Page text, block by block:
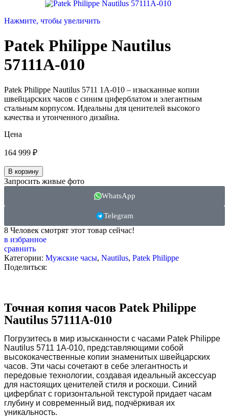
Нажмите, чтобы увеличить
Patek Philippe Nautilus
57111A-010
Patek Philippe Nautilus 5711 1A-010 – изысканные копии
швейцарских часов с синим циферблатом и элегантным
стальным корпусом. Идеальны для ценителей высокого
качества и утонченного дизайна.
Цена
164 999 ₽
В корзину
Запросить живые фото
WhatsApp
Telegram
8 Человек смотрят этот товар сейчас!
в избранное
сравнить
Категории: Мужские часы, Nautilus, Patek Philippe
Поделиться:
Точная копия часов Patek Philippe
Nautilus 57111A-010
Погрузитесь в мир изысканности с часами Patek Philippe
Nautilus 5711 1A-010, представляющими собой
высококачественные копии знаменитых швейцарских
часов. Эти часы сочетают в себе элегантность и
передовые технологии, создавая идеальный аксессуар
для настоящих ценителей стиля и роскоши. Синий
циферблат с горизонтальной текстурой придает часам
глубину и современный вид, подчёркивая их
уникальность.